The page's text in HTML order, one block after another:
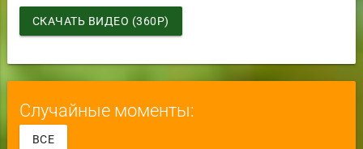
СКАЧАТЬ ВИДЕО (360P)
Случайные моменты:
ВСЕ